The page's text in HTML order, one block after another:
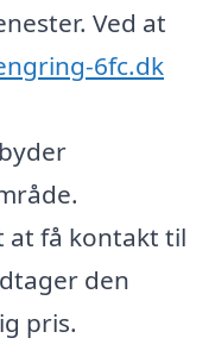
Ved at
6fc.dk
at få kontakt til
den
pris.